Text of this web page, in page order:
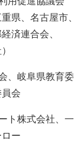
重県、名古屋市
済連合会、
、岐⾩県教育
会
ト株式会社、
ー